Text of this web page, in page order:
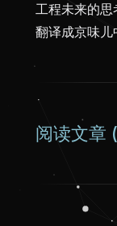
工程未来的思
翻译成京味儿
阅读文章